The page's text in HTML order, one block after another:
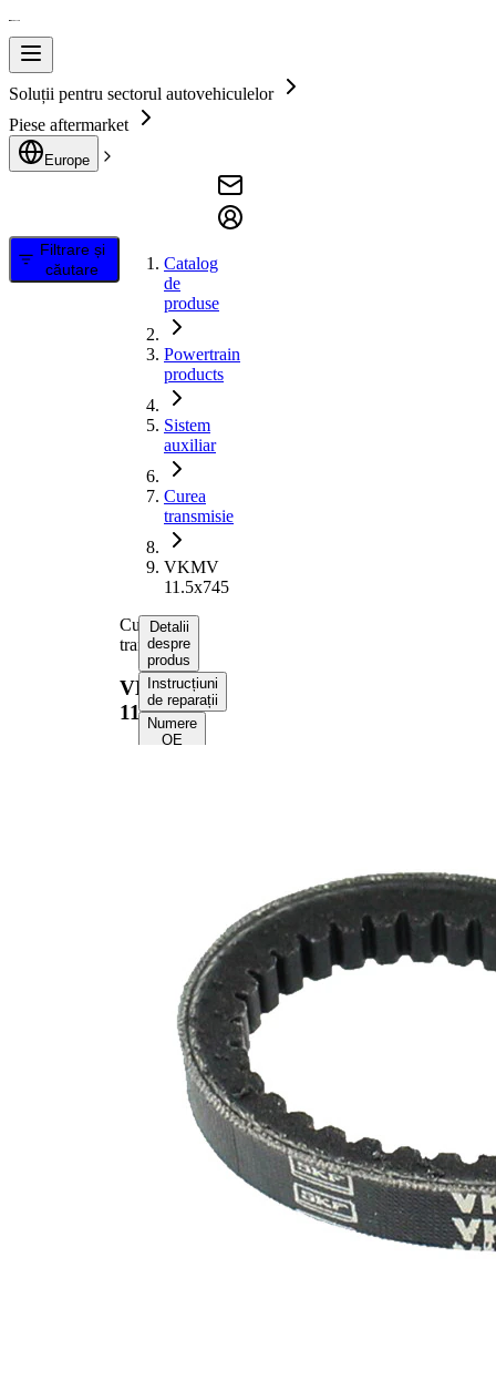
Soluții pentru sectorul autovehiculelor
Piese aftermarket
Europe
Filtrare și
căutare
Catalog
de
produse
Powertrain
products
Sistem
auxiliar
Curea
transmisie
VKMV
11.5x745
Curea
transmisie
VKMV
11.5x745
Detalii
despre
produs
Instrucțiuni
de reparații
Numere
OE